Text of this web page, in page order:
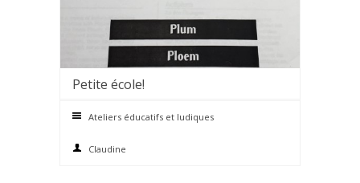
Petite école!
Ateliers éducatifs et ludiques
Claudine